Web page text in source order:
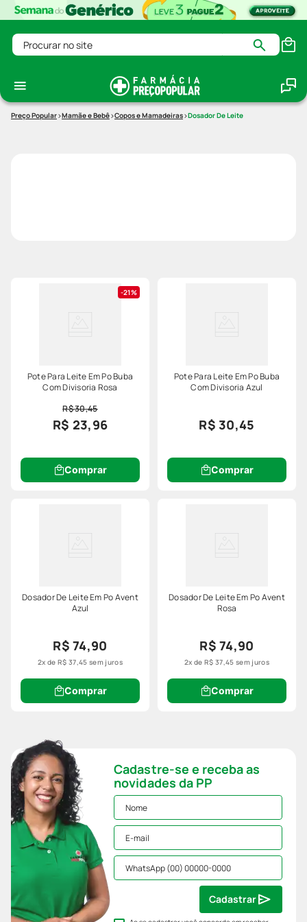
Procurar no site
Mamãe e Bebê Copos e Mamadeiras Dosador De Leite
21%
Pote Para Leite Em Po Buba
Com Divisoria Rosa
R$ 30,45
R$ 23,96
Comprar
Pote Para Leite Em Po Buba
Com Divisoria Azul
R$ 30,45
Comprar
Dosador De Leite Em Po Avent
Azul
R$ 74,90
2x deR$ 37,45 sem juros
Comprar
Dosador De Leite Em Po Avent
Rosa
R$ 74,90
2x deR$ 37,45 sem juros
Comprar
Cadastre-se e receba as
novidades da PP
Cadastrar